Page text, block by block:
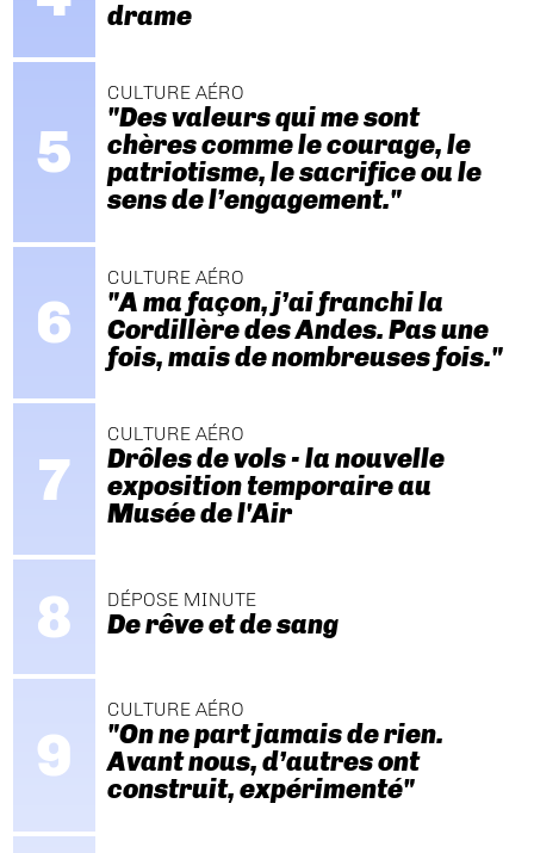
drame
CULTURE AÉRO
"Des valeurs qui me sont
chères comme le courage, le
patriotisme, le sacrifice ou le
sens de l’engagement."
CULTURE AÉRO
"A ma façon, j’ai franchi la
Cordillère des Andes. Pas une
fois, mais de nombreuses fois."
CULTURE AÉRO
Drôles de vols - la nouvelle
exposition temporaire au
Musée de l'Air
DÉPOSE MINUTE
De rêve et de sang
CULTURE AÉRO
"On ne part jamais de rien.
Avant nous, d’autres ont
construit, expérimenté"